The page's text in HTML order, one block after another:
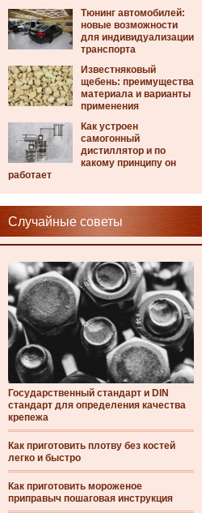
Тюнинг автомобилей:
новые возможности
для индивидуализации
транспорта
Известняковый
щебень: преимущества
материала и варианты
применения
Как устроен
самогонный
дистиллятор и по
какому принципу он
работает
Случайные советы
Государственный стандарт и DIN
стандарт для определения качества
крепежа
Как приготовить плотву без костей
легко и быстро
Как приготовить мороженое
приправыч пошаговая инструкция